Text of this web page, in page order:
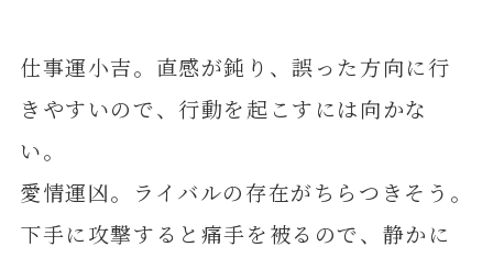
仕事運小吉。直感が鈍り、誤った方向に行
きやすいので、行動を起こすには向かな
い。
愛情運凶。ライバルの存在がちらつきそう。
下手に攻撃すると痛手を被るので、静かに